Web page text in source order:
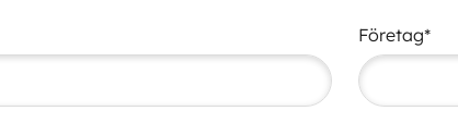
Företag*